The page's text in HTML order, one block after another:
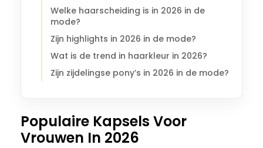
Welke haarscheiding is in 2026 in de
mode?
Zijn highlights in 2026 in de mode?
Wat is de trend in haarkleur in 2026?
Zijn zijdelingse pony’s in 2026 in de mode?
Populaire Kapsels Voor
Vrouwen In 2026